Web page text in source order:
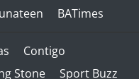
BATimes
Contigo
Stone Sport Buzz